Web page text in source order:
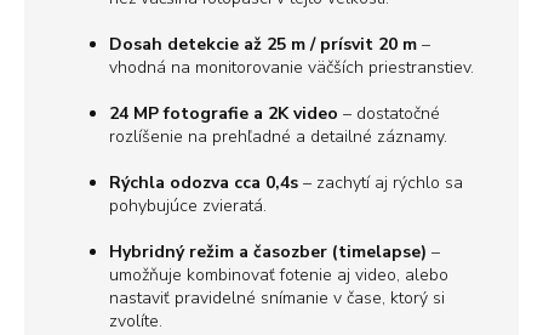
Dosah detekcie až 25 m / prísvit 20 m –
vhodná na monitorovanie väčších priestranstiev.
24 MP fotografie a 2K video – dostatočné
rozlíšenie na prehľadné a detailné záznamy.
Rýchla odozva cca 0,4s – zachytí aj rýchlo sa
pohybujúce zvieratá.
Hybridný režim a časozber (timelapse) –
umožňuje kombinovať fotenie aj video, alebo
nastaviť pravidelné snímanie v čase, ktorý si
zvolíte.